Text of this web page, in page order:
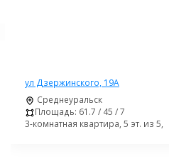
ул Дзержинского, 19А
Среднеуральск
Площадь: 61.7 / 45 / 7
3-комнатная квартира, 5 эт. из 5,